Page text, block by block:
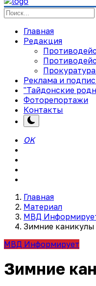
Главная
Редакция
Реклама и
"Тайдонские
Фоторепортажи
Контакты
OK
Главная
Материал
МВД
Зимние каникулы
МВД Информирует
Зимние